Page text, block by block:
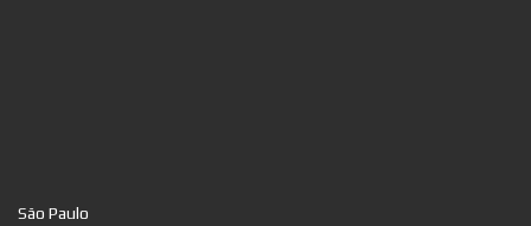
São Paulo